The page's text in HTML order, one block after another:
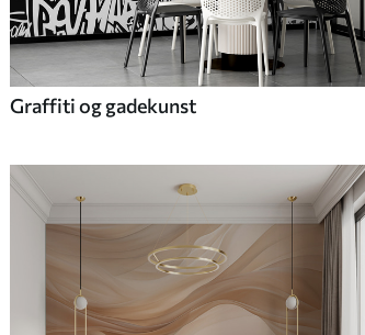
Graffiti og gadekunst